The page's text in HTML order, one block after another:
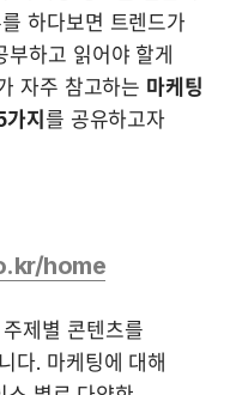
하다보면 트렌드가
하고 읽어야 할게
자주 참고하는 마케팅
지 를 공유하고자
home
제별 콘텐츠를
다. 마케팅에 대해